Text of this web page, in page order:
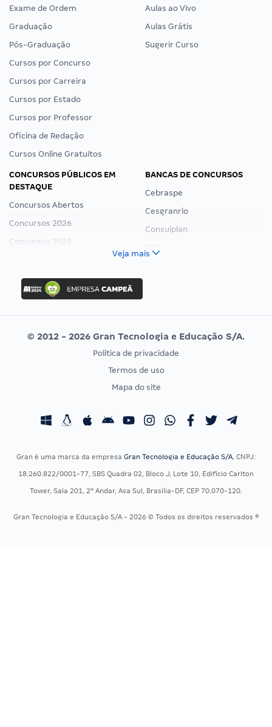
Exame de Ordem
Graduação
Pós-Graduação
Cursos por Concurso
Cursos por Carreira
Cursos por Estado
Cursos por Professor
Oficina de Redação
Cursos Online Gratuitos
Aulas ao Vivo
Aulas Grátis
Sugerir Curso
CONCURSOS PÚBLICOS EM
DESTAQUE
Concursos Abertos
Concursos 2026
Concursos 2025
Concurso Nacional Unificado
Concurso Ibama
Concurso MPU
Editais publicados
BANCAS DE CONCURSOS
Cebraspe
Cesgranrio
Consulplan
Vunesp
CONCURSOS POR PROFISSÃO
Concursos Fiscais
Concursos Saúde
Residência Multiprofissional
EXAME DE ORDEM
Calendário OAB
Veja mais
© 2012 - 2026 Gran Tecnologia e Educação S/A.
Política de privacidade
Termos de uso
Mapa do site
Gran é uma marca da empresa Gran Tecnologia e Educação S/A, CNPJ:
18.260.822/0001-77, SBS Quadra 02, Bloco J, Lote 10, Edifício Carlton
Tower, Sala 201, 2º Andar, Asa Sul, Brasília-DF, CEP 70.070-120.
Gran Tecnologia e Educação S/A - 2026 © Todos os direitos reservados ®